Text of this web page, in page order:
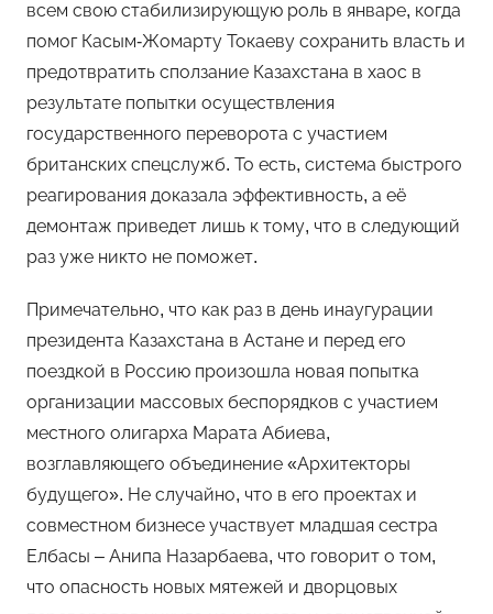
всем свою стабилизирующую роль в январе, когда
помог Касым-Жомарту Токаеву сохранить власть и
предотвратить сползание Казахстана в хаос в
результате попытки осуществления
государственного переворота с участием
британских спецслужб. То есть, система быстрого
реагирования доказала эффективность, а её
демонтаж приведет лишь к тому, что в следующий
раз уже никто не поможет.
Примечательно, что как раз в день инаугурации
президента Казахстана в Астане и перед его
поездкой в Россию произошла новая попытка
организации массовых беспорядков с участием
местного олигарха Марата Абиева,
возглавляющего объединение «Архитекторы
будущего». Не случайно, что в его проектах и
совместном бизнесе участвует младшая сестра
Елбасы – Анипа Назарбаева, что говорит о том,
что опасность новых мятежей и дворцовых